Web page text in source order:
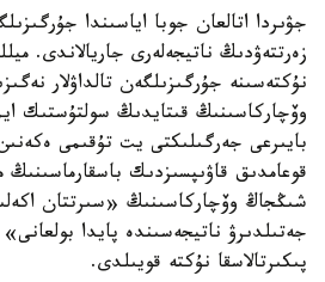
جۋىردا اتالعان جوبا اياسىندا
زەرتتەۋدىڭ ناتيجەلەرى جاريالاندى.
نۇكتەسىنە جۇرگىزىلگەن تالداۋلار
وۆچاركاسىنىڭ قىتايدىڭ سولتۇستىك
بايىرعى جەرگىلىكتى يت تۇقىمى
قوعامدىق قاۋىپسىزدىك باسقارماسىنىڭ
شىڭجاڭ وۆچاركاسىنىڭ «سىرتتان
جەتىلدىرۋ ناتيجەسىندە پايدا
پىكىرتالاسقا نۇكتە قويىلدى.